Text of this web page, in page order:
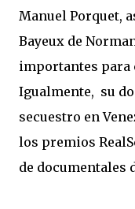
Manuel Porquet,
Bayeux de
importantes para
Igualmente, su
secuestro en
los premios
de documentales